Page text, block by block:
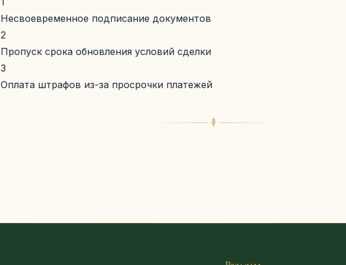
Несвоевременное подписание документов
2
Пропуск срока обновления условий сделки
3
Оплата штрафов из-за просрочки платежей